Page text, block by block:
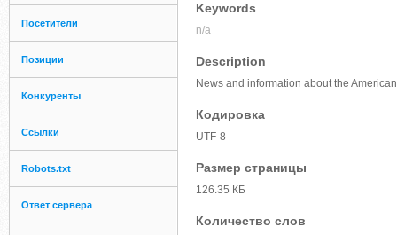
Посетители
Позиции
Конкуренты
Ссылки
Robots.txt
Ответ сервера
Keywords
n/a
Description
News and information about the
Кодировка
UTF-8
Размер страницы
126.35 КБ
Количество слов